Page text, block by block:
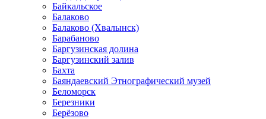
Байкальское
Балаково
Балаково (Хвалынск)
Барабаново
Баргузинская долина
Баргузинский залив
Бахта
Баяндаевский Этнографический музей
Беломорск
Березники
Берёзово